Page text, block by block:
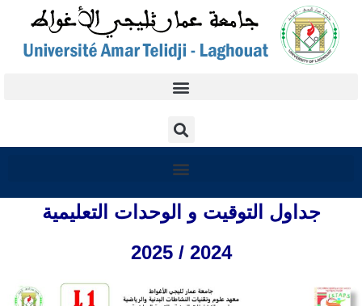
جداول التوقيت و الوحدات التعليمية
2024 / 2025